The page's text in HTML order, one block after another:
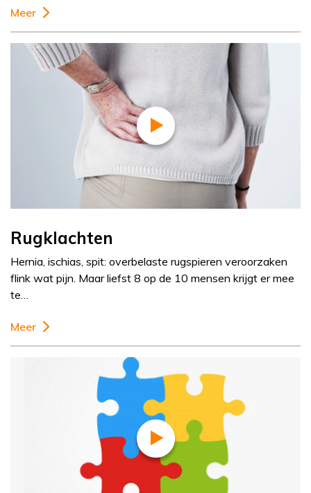
Meer
Rugklachten
Hernia, ischias, spit: overbelaste rugspieren veroorzaken
flink wat pijn. Maar liefst 8 op de 10 mensen krijgt er mee
te…
Meer